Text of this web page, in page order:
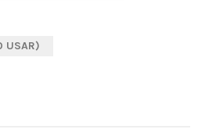
USAR)